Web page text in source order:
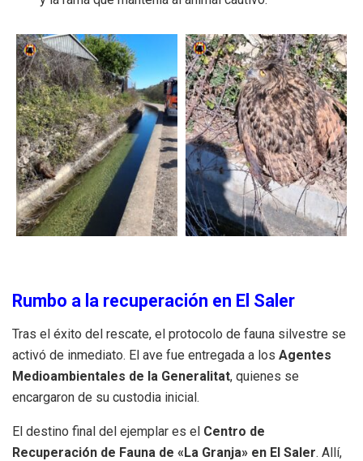
Rumbo a la recuperación en El Saler
Tras el éxito del rescate, el protocolo de fauna silvestre se
activó de inmediato. El ave fue entregada a los Agentes
Medioambientales de la Generalitat, quienes se
encargaron de su custodia inicial.
El destino final del ejemplar es el Centro de
Recuperación de Fauna de «La Granja» en El Saler. Allí,